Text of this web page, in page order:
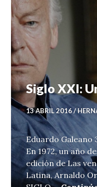
Siglo XXI:
13 ABRIL 2016
Eduardo
En 1972, un año
edición de Las
Latina, Arnaldo